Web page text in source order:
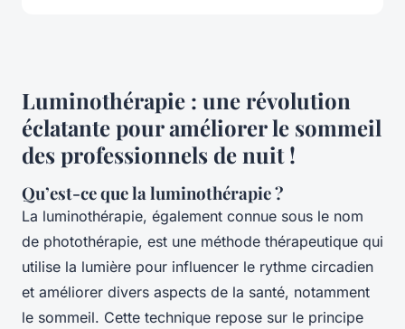
Luminothérapie : une révolution
éclatante pour améliorer le sommeil
des professionnels de nuit !
Qu’est-ce que la luminothérapie ?
La luminothérapie, également connue sous le nom
de photothérapie, est une méthode thérapeutique qui
utilise la lumière pour influencer le rythme circadien
et améliorer divers aspects de la santé, notamment
le sommeil. Cette technique repose sur le principe